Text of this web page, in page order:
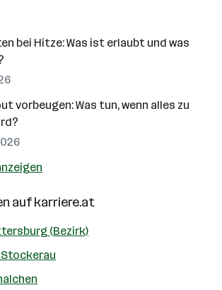
bei Hitze: Was ist erlaubt und was
vorbeugen: Was tun, wenn alles zu
aufkarriere.at
(Bezirk)